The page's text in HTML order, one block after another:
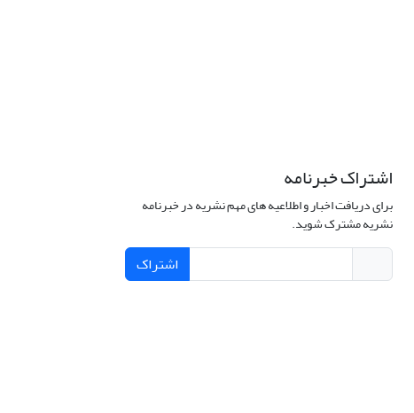
اشتراک خبرنامه
برای دریافت اخبار و اطلاعیه های مهم نشریه در خبرنامه
نشریه مشترک شوید.
اشتراک